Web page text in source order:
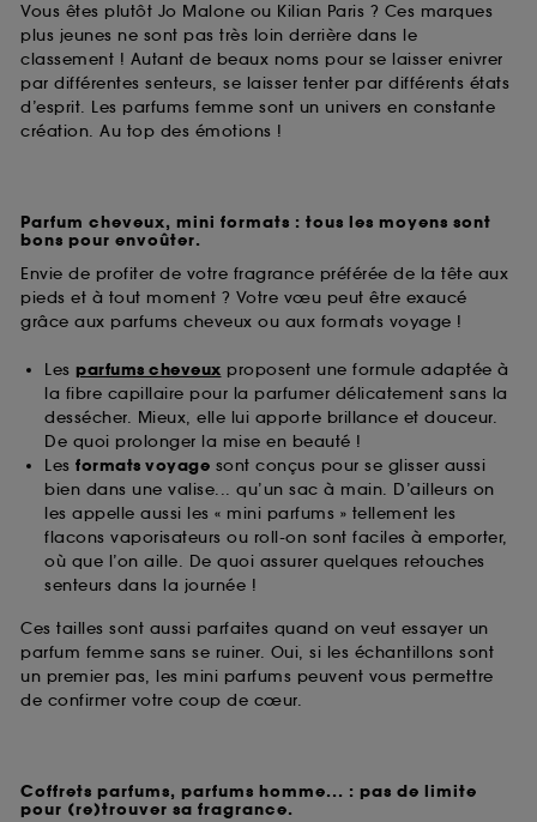
Vous êtes plutôt Jo Malone ou Kilian Paris ? Ces marques
plus jeunes ne sont pas très loin derrière dans le
classement ! Autant de beaux noms pour se laisser enivrer
par différentes senteurs, se laisser tenter par différents états
d’esprit. Les parfums femme sont un univers en constante
création. Au top des émotions !
Parfum cheveux, mini formats : tous les moyens sont
bons pour envoûter.
Envie de profiter de votre fragrance préférée de la tête aux
pieds et à tout moment ? Votre vœu peut être exaucé
grâce aux parfums cheveux ou aux formats voyage !
Les parfums cheveux proposent une formule adaptée à
la fibre capillaire pour la parfumer délicatement sans la
dessécher. Mieux, elle lui apporte brillance et douceur.
De quoi prolonger la mise en beauté !
Les formats voyage sont conçus pour se glisser aussi
bien dans une valise... qu’un sac à main. D’ailleurs on
les appelle aussi les « mini parfums » tellement les
flacons vaporisateurs ou roll-on sont faciles à emporter,
où que l’on aille. De quoi assurer quelques retouches
senteurs dans la journée !
Ces tailles sont aussi parfaites quand on veut essayer un
parfum femme sans se ruiner. Oui, si les échantillons sont
un premier pas, les mini parfums peuvent vous permettre
de confirmer votre coup de cœur.
Coffrets parfums, parfums homme... : pas de limite
pour (re)trouver sa fragrance.